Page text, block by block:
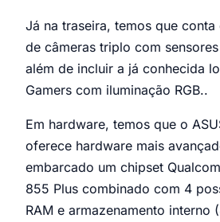
Já na traseira, temos que
de câmeras triplo com
além de incluir a já conhecida
Gamers com iluminação RGB..
Em hardware, temos que o
oferece hardware mais
embarcado um chipset
855 Plus combinado com 4
RAM e armazenamento interno